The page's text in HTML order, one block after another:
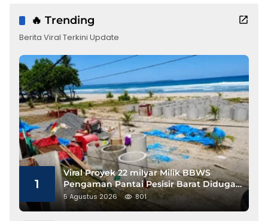
🔥 Trending
Berita Viral Terkini Update
1
Viral Proyek 22 milyar Milik BBWS
Pengaman Pantai Pesisir Barat Diduga
Gunakan Besi Banci
5 Agustus 2026 801